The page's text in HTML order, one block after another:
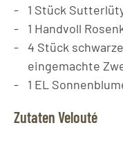
1 Stück
1 Handvoll
4 Stück
eingemachte
1 EL
Zutaten Velouté